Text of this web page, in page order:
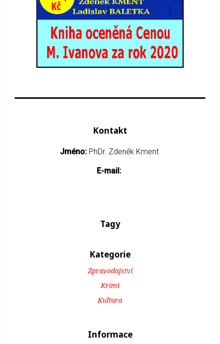
Kontakt
Jméno: PhDr. Zdeněk Kment
E-mail:
Tagy
Kategorie
Zpravodajství
Krimi
Kultura
Informace